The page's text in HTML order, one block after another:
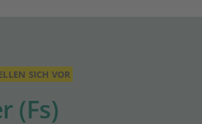
SICH VOR
(Fs)